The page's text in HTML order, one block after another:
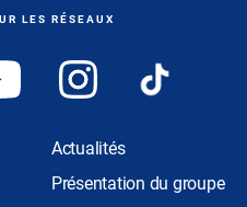
LES RÉSEAUX
Actualités
Présentation du groupe